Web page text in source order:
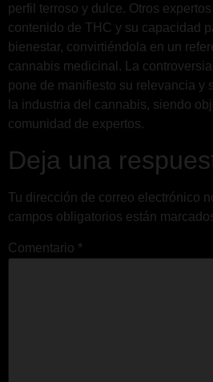
perfil terroso y dulce. Otros
contenido de THC y su capacidad
bienestar, convirtiéndola en un
cannabis medicinal. La
pone de manifiesto su relevancia y
la industria del cannabis, siendo
comunidad de expertos.
Deja una
Tu dirección de correo electrónico
campos obligatorios están
Comentario *